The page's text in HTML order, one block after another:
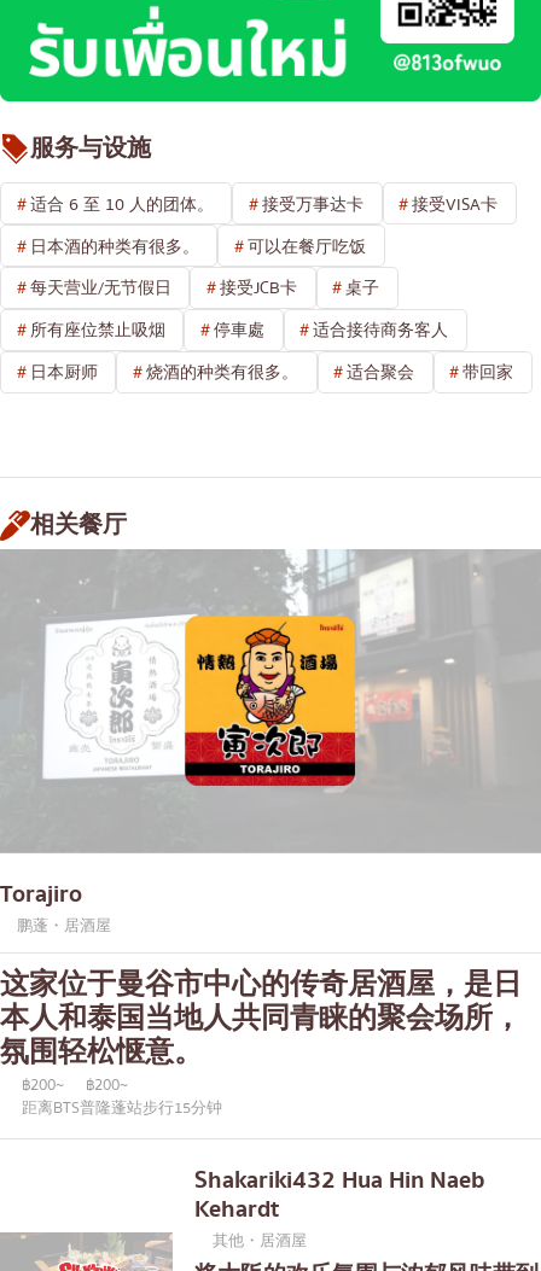
服务与设施
适合 6 至 10 人的团体。 接受万事达卡
接受VISA卡
日本酒的种类有很多。
可以在餐厅吃饭
每天营业/无节假日
接受JCB卡
桌子
所有座位禁止吸烟
停車處
适合接待商务客人
日本厨师
烧酒的种类有很多。 适合聚会 带回家
相关餐厅
Torajiro
鹏蓬・居酒屋
这家位于曼谷市中心的传奇居酒屋，是日
本人和泰国当地人共同青睐的聚会场所，
氛围轻松惬意。
฿200~
฿200~
距离BTS普隆蓬站步行15分钟
Shakariki432 Hua Hin Naeb
Kehardt
其他・居酒屋